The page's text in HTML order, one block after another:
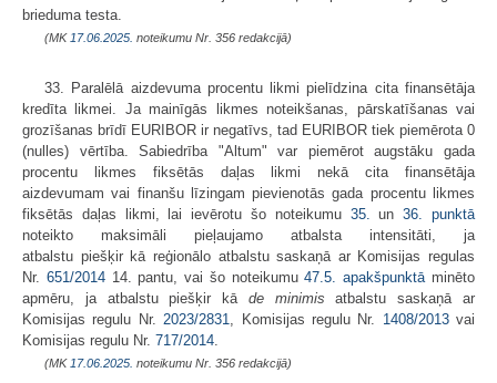
brieduma testa.
(MK17.06.2025. noteikumu Nr. 356 redakcijā)
33. Paralēlā aizdevuma procentu likmi pielīdzina cita finansētāja
kredīta likmei. Ja mainīgās likmes noteikšanas, pārskatīšanas vai
grozīšanas brīdī EURIBOR ir negatīvs, tad EURIBOR tiek piemērota 0
(nulles) vērtība. Sabiedrība "Altum" var piemērot augstāku gada
procentu likmes fiksētās daļas likmi nekā cita finansētāja
aizdevumam vai finanšu līzingam pievienotās gada procentu likmes
fiksētās daļas likmi, lai ievērotu šo noteikumu 35. un36. punktā
noteikto maksimāli pieļaujamo atbalsta intensitāti, ja
atbalstu piešķir kā reģionālo atbalstu saskaņā ar Komisijas regulas
Nr. 651/201414. pantu, vai šo noteikumu47.5. apakšpunktāminēto
apmēru, ja atbalstu piešķir kā de minimis atbalstu saskaņā ar
Komisijas regulu Nr.2023/2831, Komisijas regulu Nr. 1408/2013vai
Komisijas regulu Nr. 717/2014.
(MK17.06.2025. noteikumu Nr. 356 redakcijā)